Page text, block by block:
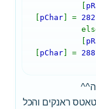
pChar] = 282
pChar] = 288
ראנקים והכל